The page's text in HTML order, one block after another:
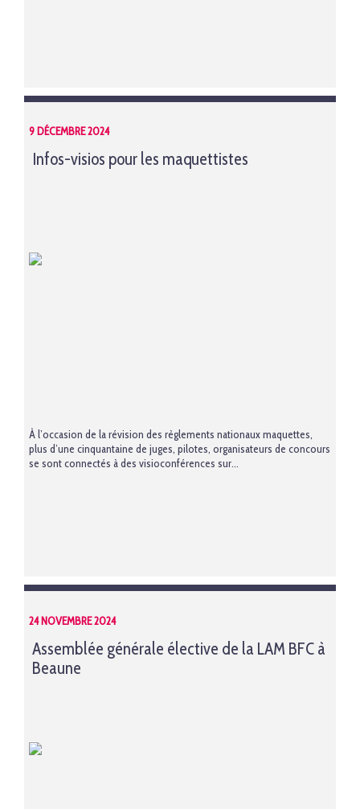
9 DÉCEMBRE 2024
Infos-visios pour les maquettistes
À l’occasion de la révision des règlements nationaux maquettes,
plus d’une cinquantaine de juges, pilotes, organisateurs de concours
se sont connectés à des visioconférences sur...
24 NOVEMBRE 2024
Assemblée générale élective de la LAM BFC à
Beaune